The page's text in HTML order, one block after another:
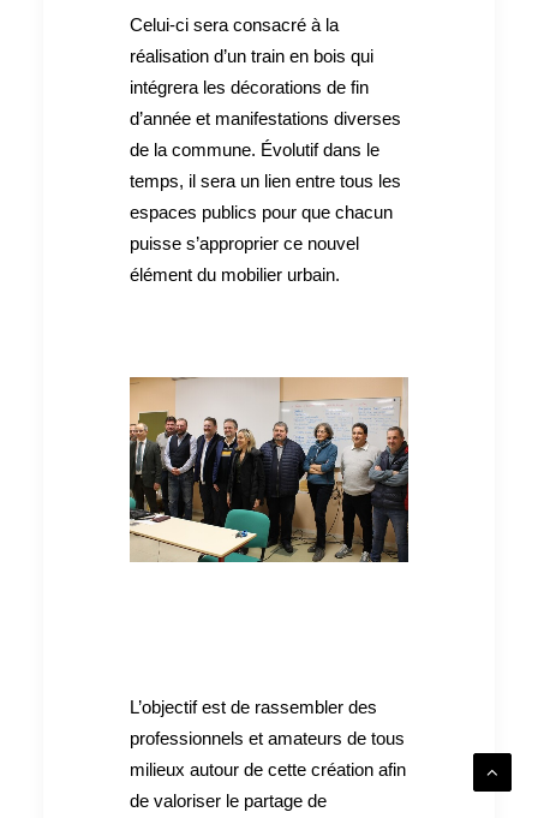
Celui-ci sera consacré à la
réalisation d’un train en bois qui
intégrera les décorations de fin
d’année et manifestations diverses
de la commune. Évolutif dans le
temps, il sera un lien entre tous les
espaces publics pour que chacun
puisse s’approprier ce nouvel
élément du mobilier urbain.
L’objectif est de rassembler des
professionnels et amateurs de tous
milieux autour de cette création afin
de valoriser le partage de